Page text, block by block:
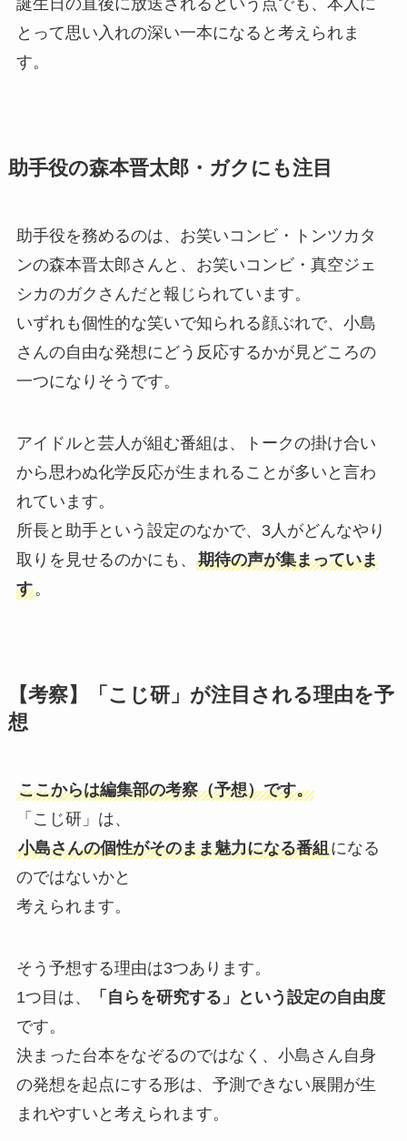
誕生日の直後に放送されるという点でも、本人に
とって思い入れの深い一本になると考えられま
す。
助手役の森本晋太郎・ガクにも注目
助手役を務めるのは、お笑いコンビ・トンツカタ
ンの森本晋太郎さんと、お笑いコンビ・真空ジェ
シカのガクさんだと報じられています。
いずれも個性的な笑いで知られる顔ぶれで、小島
さんの自由な発想にどう反応するかが見どころの
一つになりそうです。
アイドルと芸人が組む番組は、トークの掛け合い
から思わぬ化学反応が生まれることが多いと言わ
れています。
所長と助手という設定のなかで、3人がどんなやり
取りを見せるのかにも、 期待の声が集まっていま
す。
【考察】「こじ研」が注目される理由を予
想
ここからは編集部の考察（予想）です。
「こじ研」は、
小島さんの個性がそのまま魅力になる番組になる
のではないかと
考えられます。
そう予想する理由は3つあります。
1つ目は、
「自らを研究する」という設定の自由度
です。
決まった台本をなぞるのではなく、小島さん自身
の発想を起点にする形は、予測できない展開が生
まれやすいと考えられます。